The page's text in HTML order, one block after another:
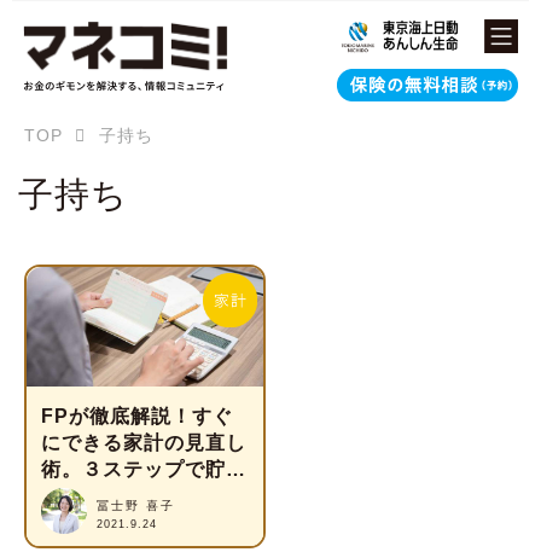
TOP 子持ち
子持ち
FPが徹底解説！すぐ
にできる家計の見直し
術。３ステップで貯蓄
率アップ冨士野 喜子
2021.9.24